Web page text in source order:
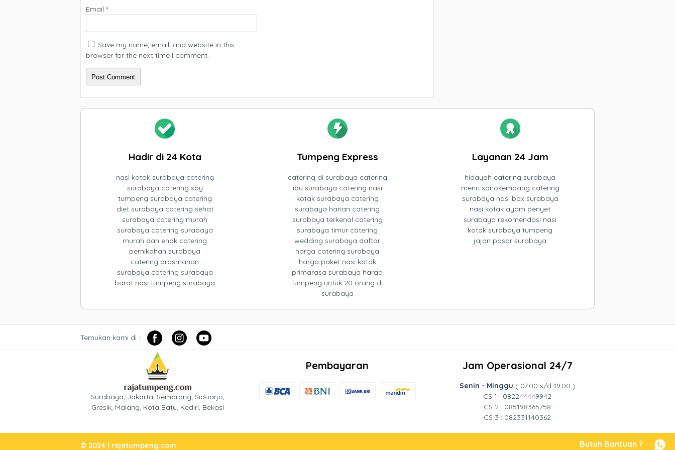
Email *
Save my name, email, and website in this
browser for the next time I comment.
Hadir di 24 Kota
nasi kotak surabaya catering
surabaya catering sby
tumpeng surabaya catering
diet surabaya catering sehat
surabaya catering murah
surabaya catering surabaya
murah dan enak catering
pernikahan surabaya
catering prasmanan
surabaya catering surabaya
barat nasi tumpeng surabaya
Tumpeng Express
catering di surabaya catering
ibu surabaya catering nasi
kotak surabaya catering
surabaya harian catering
surabaya terkenal catering
surabaya timur catering
wedding surabaya daftar
harga catering surabaya
harga paket nasi kotak
primarasa surabaya harga
tumpeng untuk 20 orang di
surabaya
Layanan 24 Jam
hidayah catering surabaya
menu sonokembang catering
surabaya nasi box surabaya
nasi kotak ayam penyet
surabaya rekomendasi nasi
kotak surabaya tumpeng
jajan pasar surabaya
Temukan kami di :
Surabaya, Jakarta, Semarang, Sidoarjo,
Gresik, Malang, Kota Batu, Kediri, Bekasi
Pembayaran Jam Operasional 24/7
Senin - Minggu ( 07.00 s/d 19.00 )
CS 1 : 082244449942
CS 2 : 085198365758
CS 3 : 082331140362
© 2024 | rajatumpeng.com Butuh Bantuan ?